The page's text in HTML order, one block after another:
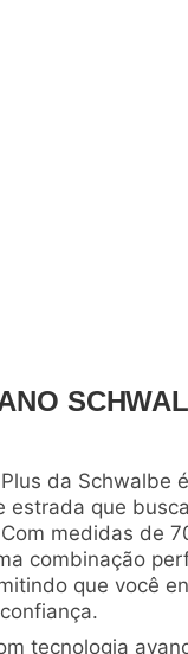
da Schwalbe
estrada que
medidas de
combinação
que você
tecnologia